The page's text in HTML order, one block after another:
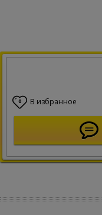
0 В избранное